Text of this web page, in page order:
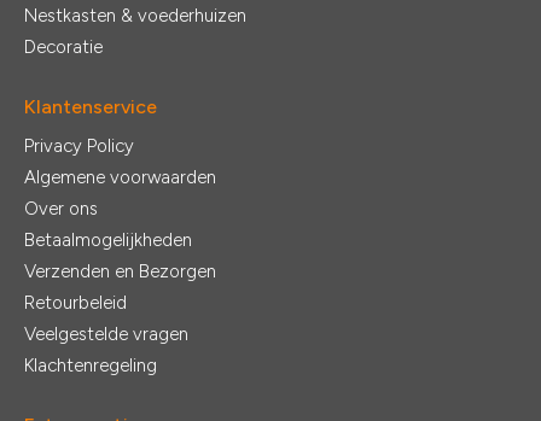
Nestkasten & voederhuizen
Decoratie
Klantenservice
Privacy Policy
Algemene voorwaarden
Over ons
Betaalmogelijkheden
Verzenden en Bezorgen
Retourbeleid
Veelgestelde vragen
Klachtenregeling